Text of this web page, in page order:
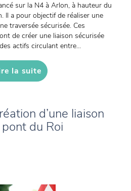
sur la N4 à Arlon, à hauteur du
Il a pour objectif de réaliser une
traversée sécurisée. Ces
de créer une liaison sécurisée
actifs circulant entre...
la suite
d’une liaison
du Roi